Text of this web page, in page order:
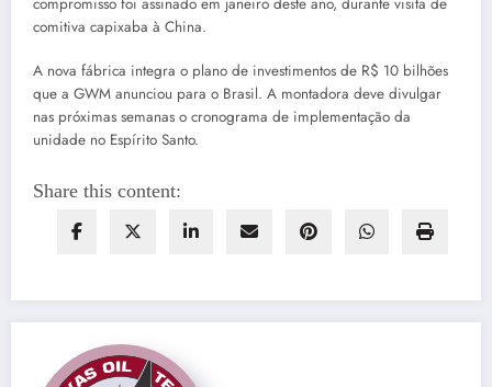
comitiva capixaba à China.
A nova fábrica integra o plano de investimentos de R$ 10 bilhões
que a GWM anunciou para o Brasil. A montadora deve divulgar
nas próximas semanas o cronograma de implementação da
unidade no Espírito Santo.
Share this content: